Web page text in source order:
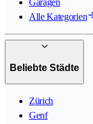
Garagen
Alle Kategorien
Beliebte Städte
Zürich
Genf